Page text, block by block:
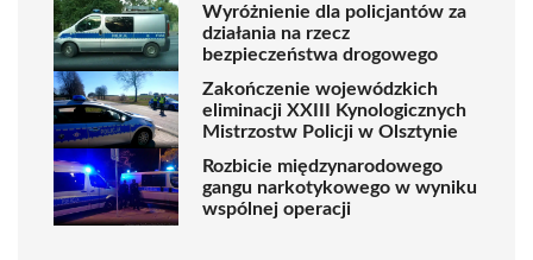
Wyróżnienie dla policjantów za
działania na rzecz
bezpieczeństwa drogowego
Zakończenie wojewódzkich
eliminacji XXIII Kynologicznych
Mistrzostw Policji w Olsztynie
Rozbicie międzynarodowego
gangu narkotykowego w wyniku
wspólnej operacji